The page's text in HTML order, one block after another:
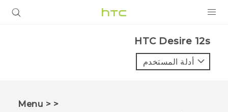
VIVE
HTC Desire 12s‎
أدلة المستخدم
< < Menu